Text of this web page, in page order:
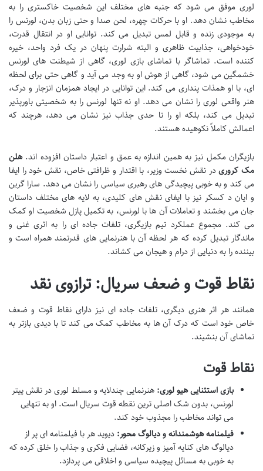
لوری موفق می شود که جنبه های مختلف این شخصیت خاکستری را به
مخاطب نشان دهد. او با حرکات چهره، لحن صدا و حتی زبان بدن، لورنس را
به موجودی زنده و قابل لمس تبدیل می کند. توانایی او در انتقال قدرت،
خودخواهی، جذابیت ظاهری و البته شرارت پنهان در یک فرد واحد، خیره
کننده است. تماشاگر با تماشای بازی لوری، گاهی از شیطنت های لورنس
خشمگین می شود، گاهی از هوش او به وجد می آید و گاهی حتی برای لحظه
ای، با او همذات پنداری می کند. این توانایی در ایجاد همزمان انزجار و درک،
هنر واقعی لوری را نشان می دهد. او نه تنها لورنس را به شخصیتی باورپذیر
تبدیل می کند، بلکه او را تا حدی جذاب نیز نشان می دهد، هرچند که
اعمالش کاملاً نکوهیده هستند.
بازیگران مکمل نیز به همین اندازه به عمق و اعتبار داستان افزوده اند.هلن
مک کروریدر نقش نخست وزیر، با اقتدار و ظرافتی خاص، نقش خود را ایفا
می کند و به خوبی پیچیدگی های رهبری سیاسی را نشان می دهد. سارا گرین
و ایان د کسکر نیز با ایفای نقش های کلیدی، به لایه های مختلف داستان
جان می بخشند و تعاملات آن ها با لورنس، به تکمیل پازل شخصیت او کمک
می کند. مجموع عملکرد تیم بازیگری، تلفات جاده ای را به اثری غنی و
ماندگار تبدیل کرده که هر لحظه آن با هنرنمایی های قدرتمند همراه است و
بیننده را به دنیایی از درام و هیجان می کشاند.
نقاط قوت و ضعف سریال: ترازوی نقد
همانند هر اثر هنری دیگری، تلفات جاده ای نیز دارای نقاط قوت و ضعف
خاص خود است که درک آن ها به مخاطب کمک می کند تا با دیدی بازتر به
تماشای آن بنشیند.
نقاط قوت
بازی استثنایی هیو لوری: هنرنمایی چندلایه و مسلط لوری در نقش پیتر
لورنس، بدون شک اصلی ترین نقطه قوت سریال است. او به تنهایی
می تواند مخاطب را مجذوب خود کند.
فیلمنامه هوشمندانه و دیالوگ محور: دیوید هر با فیلمنامه ای پر از
دیالوگ های کنایه آمیز و زیرکانه، فضایی فکری و جذاب را خلق کرده که
به خوبی به مسائل پیچیده سیاسی و اخلاقی می پردازد.